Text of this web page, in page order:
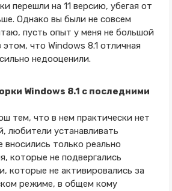
перешли на 11 версию, убегая от
Однако вы были не совсем
пусть опыт у меня не большой
что Windows 8.1 отличная
недооценили.
Windows 8.1 с последними
тем, что в нем практически нет
любители устанавливать
вносились только реально
которые не подвергались
которые не активировались за
режиме, в общем кому